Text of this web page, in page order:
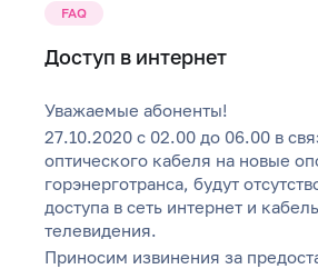
FAQ
Доступ в интернет
Уважаемые абоненты!
27.10.2020 с 02.00 до 06.00 в
оптического кабеля на новые
горэнерготранса, будут
доступа в сеть интернет и
телевидения.
Приносим извинения за